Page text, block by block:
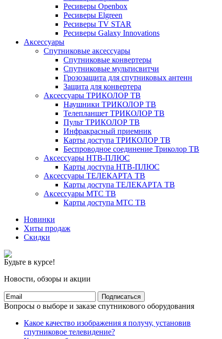
Ресиверы Openbox
Ресиверы Elgreen
Ресиверы TV STAR
Ресиверы Galaxy Innovations
Аксессуары
Спутниковые аксессуары
Спутниковые конвертеры
Спутниковые мультисвитчи
Грозозащита для спутниковых антенн
Защита для конвертера
Аксессуары ТРИКОЛОР ТВ
Наушники ТРИКОЛОР ТВ
Телепланшет ТРИКОЛОР ТВ
Пульт ТРИКОЛОР ТВ
Инфракрасный приемник
Карты доступа ТРИКОЛОР ТВ
Беспроводное соединение Триколор ТВ
Аксессуары НТВ-ПЛЮС
Карты доступа НТВ-ПЛЮС
Аксессуары ТЕЛЕКАРТА ТВ
Карты доступа ТЕЛЕКАРТА ТВ
Аксессуары МТС ТВ
Карты доступа МТС ТВ
Новинки
Хиты продаж
Скидки
Будьте в курсе!
Новости, обзоры и акции
Подписаться
Вопросы о выборе и заказе спутникового оборудования
Какое качество изображения я получу, установив
спутниковое телевидение?